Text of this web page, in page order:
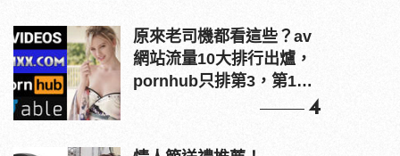
原來老司機都看這些？av
網站流量10大排行出爐，
pornhub只排第3，第1名
4